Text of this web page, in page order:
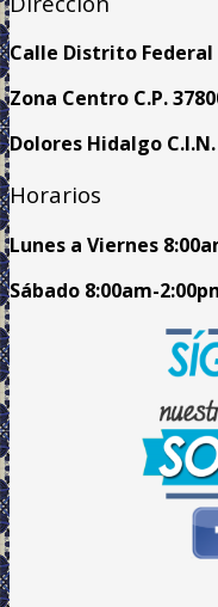
Calle Distrito
Zona Centro C.P.
Dolores Hidalgo
Horarios
Lunes a Viernes
Sábado 8:00am-